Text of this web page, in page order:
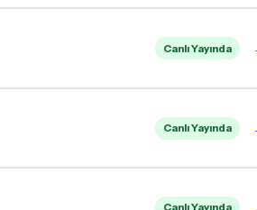
Canlı Yayında
Canlı Yayında